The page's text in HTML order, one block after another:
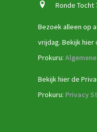
Ronde Tocht
Bezoek alleen op
vrijdag. Bekijk hier
Prokuru:
Bekijk hier de
Prokuru: Privacy